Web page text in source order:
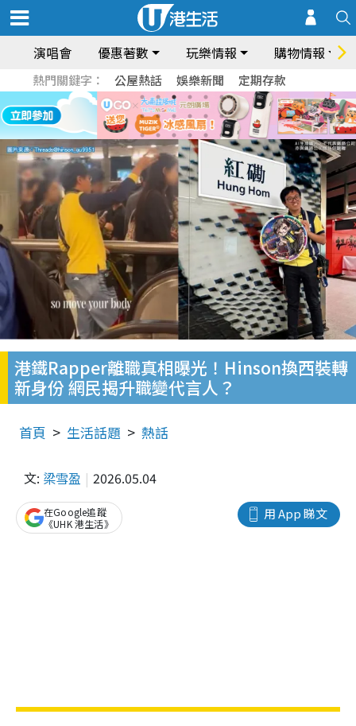
演唱會 優惠著數 玩樂情報 購物情報
熱門關鍵字： 公屋熱話 娛樂新聞 定期存款
港鐵Rapper離職真相曝光！Hinson換西裝轉
新身份 網民揭升職變代言人？
首頁 生活話題 熱話
文: 梁雪盈 2026.05.04
用 App 睇文
在Google追蹤
《UHK 港生活》